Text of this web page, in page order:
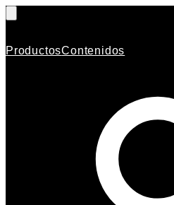
ProductosContenidos